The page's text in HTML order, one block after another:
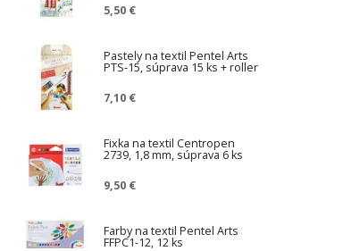
5,50 €
Pastely na textil Pentel Arts
PTS-15, súprava 15 ks + roller
7,10 €
Fixka na textil Centropen
2739, 1,8 mm, súprava 6 ks
9,50 €
Farby na textil Pentel Arts
FFPC1-12, 12 ks